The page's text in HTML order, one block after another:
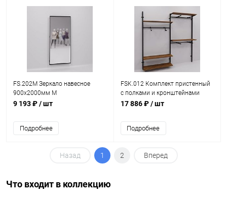
FS.202M Зеркало навесное
900х2000мм М
9 193 ₽/ шт
Подробнее
FSK.012 Комплект пристенный
с полками и кронштейнами
2558х501х2413мм
17 886 ₽/ шт
Подробнее
Назад 1 2 Вперед
Что входит в коллекцию